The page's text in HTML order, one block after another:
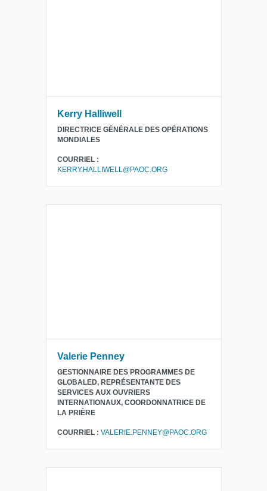
Kerry Halliwell
DIRECTRICE GÉNÉRALE DES OPÉRATIONS
MONDIALES
COURRIEL :
KERRY.HALLIWELL@PAOC.ORG
Valerie Penney
GESTIONNAIRE DES PROGRAMMES DE
GLOBALED, REPRÉSENTANTE DES
SERVICES AUX OUVRIERS
INTERNATIONAUX, COORDONNATRICE DE
LA PRIÈRE
COURRIEL : VALERIE.PENNEY@PAOC.ORG